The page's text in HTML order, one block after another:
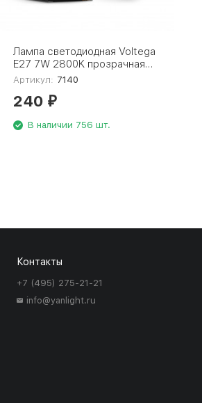
Лампа светодиодная Voltega
E27 7W 2800K прозрачная
VG10-A60E27warm7W-F 7140
Артикул: 7140
240₽
В наличии 756 шт.
Контакты
+7 (495) 275-21-21
info@yanlight.ru